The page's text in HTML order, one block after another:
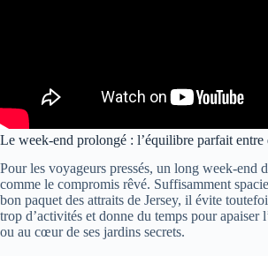
Le week-end prolongé : l’équilibre parfait entre
Pour les voyageurs pressés, un long week-end
comme le compromis rêvé. Suffisamment
bon paquet des attraits de Jersey, il évite
trop d’activités et donne du temps pour apaiser
ou au cœur de ses jardins secrets.